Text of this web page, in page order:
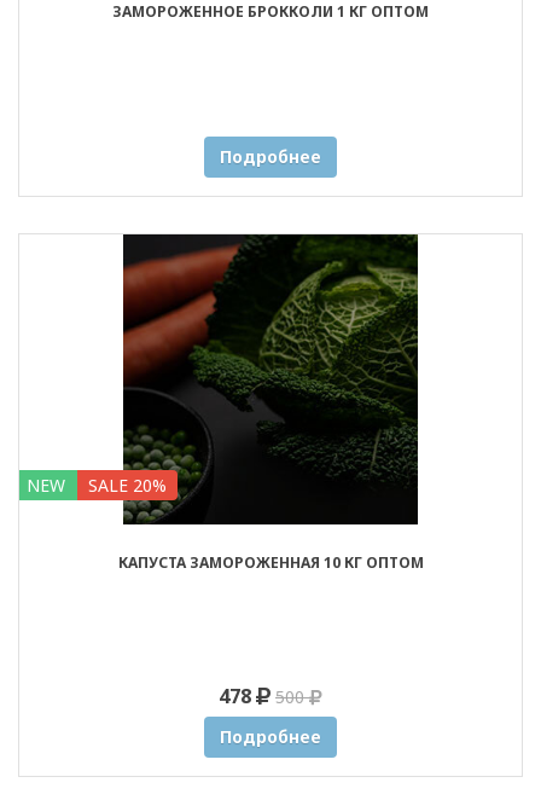
ЗАМОРОЖЕННОЕ БРОККОЛИ 1 КГ ОПТОМ
Подробнее
NEW SALE 20%
КАПУСТА ЗАМОРОЖЕННАЯ 10 КГ ОПТОМ
478
500
Подробнее